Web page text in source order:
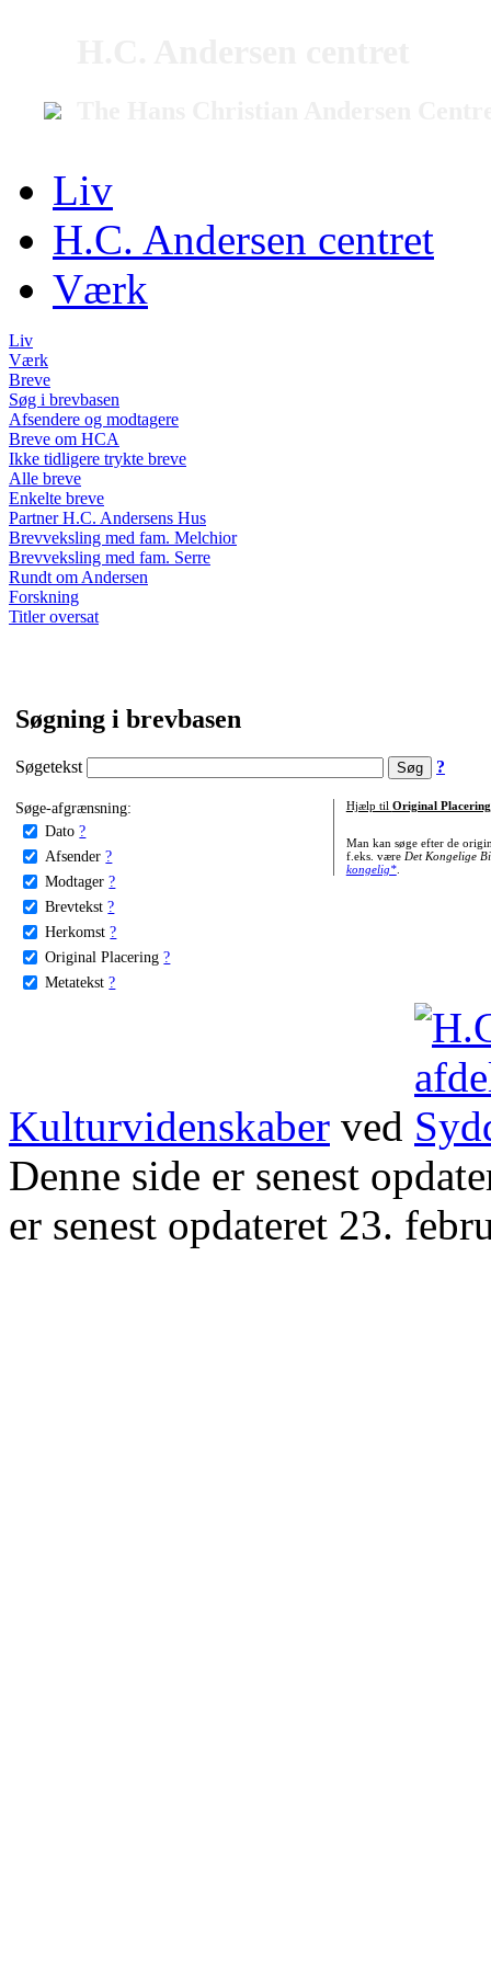
Liv
H.C. Andersen centret
Værk
Liv
Værk
Breve
Søg i brevbasen
Afsendere og modtagere
Breve om HCA
Ikke tidligere trykte breve
Alle breve
Enkelte breve
Partner H.C. Andersens Hus
Brevveksling med fam. Melchior
Brevveksling med fam. Serre
Rundt om Andersen
Forskning
Titler oversat
Søgning i brevbasen
Søgetekst ?
Søge-afgrænsning:
Dato ?
Afsender ?
Modtager ?
Brevtekst ?
Herkomst ?
Original Placering ?
Metatekst ?
Hjælp til Original Placering
Man kan søge efter de
f.eks. være Det Kongelige
kongelig*.
Kulturvidenskaber ved
Denne side er senest
er senest opdateret 23.